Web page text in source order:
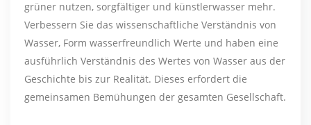
grüner nutzen, sorgfältiger und künstlerwasser mehr.
Verbessern Sie das wissenschaftliche Verständnis von
Wasser, Form wasserfreundlich Werte und haben eine
ausführlich Verständnis des Wertes von Wasser aus der
Geschichte bis zur Realität. Dieses erfordert die
gemeinsamen Bemühungen der gesamten Gesellschaft.